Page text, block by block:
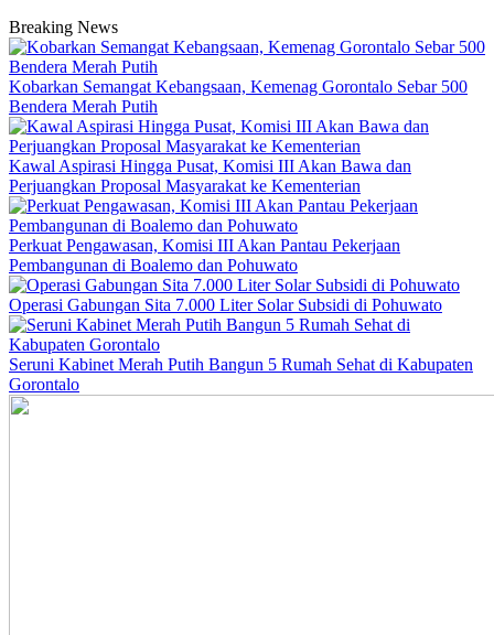
Breaking News
Kobarkan Semangat Kebangsaan, Kemenag Gorontalo Sebar 500
Bendera Merah Putih
Kawal Aspirasi Hingga Pusat, Komisi III Akan Bawa dan
Perjuangkan Proposal Masyarakat ke Kementerian
Perkuat Pengawasan, Komisi III Akan Pantau Pekerjaan
Pembangunan di Boalemo dan Pohuwato
Operasi Gabungan Sita 7.000 Liter Solar Subsidi di Pohuwato
Seruni Kabinet Merah Putih Bangun 5 Rumah Sehat di Kabupaten
Gorontalo